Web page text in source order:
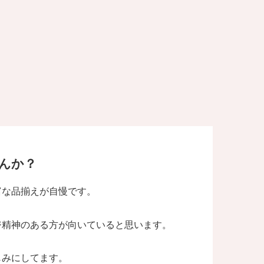
か？
品揃えが自慢です。
神のある方が向いていると思います。
にしてます。